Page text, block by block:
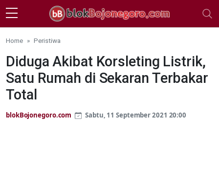
Skip to main content
Home Peristiwa
Diduga Akibat Korsleting Listrik,
Satu Rumah di Sekaran Terbakar
Total
blokBojonegoro.com Sabtu, 11 September 2021 20:00